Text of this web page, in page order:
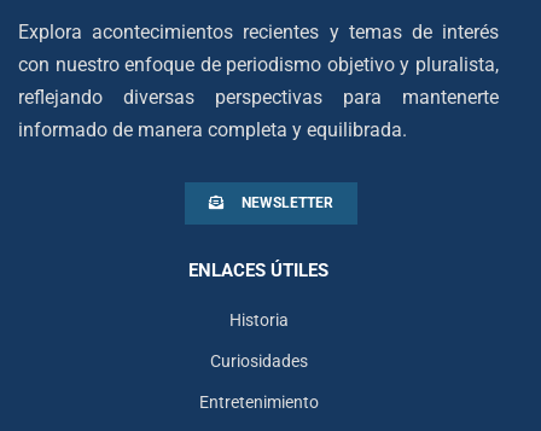
Explora acontecimientos recientes y temas de interés
con nuestro enfoque de periodismo objetivo y pluralista,
reflejando diversas perspectivas para mantenerte
informado de manera completa y equilibrada.
NEWSLETTER
ENLACES ÚTILES
Historia
Curiosidades
Entretenimiento